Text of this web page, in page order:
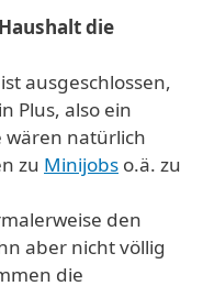
die
ausgeschlossen,
Plus, also ein
wären natürlich
zu Minijobs o.ä. zu
den
aber nicht völlig
die